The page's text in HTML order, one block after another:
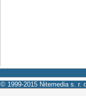
© 1999-2015 Nitemedia s. r.